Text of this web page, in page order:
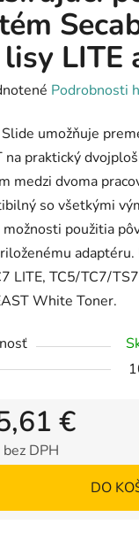
LITE
Podrobnosti
umožňuje
na praktický
medzi dvoma
so všetkými
použitia
LITE, TC5/TC7/
White Toner.
€
DPH
DO